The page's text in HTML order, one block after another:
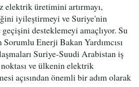
üretimini artırmayı,
iyileştirmeyi ve Suriye'nin
desteklemeyi amaçlıyor. Su
Enerji Bakan Yardımcısı
Suriye-Suudi Arabistan iş
ve ülkenin elektrik
açısından önemli bir adım olarak